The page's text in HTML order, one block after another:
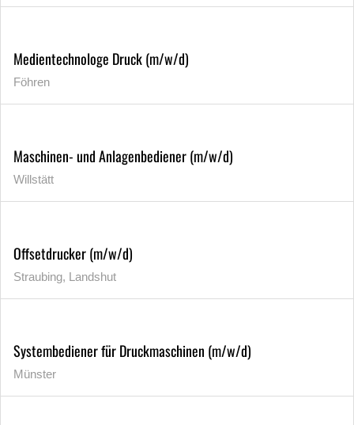
Medientechnologe Druck (m/w/d)
Föhren
Maschinen- und Anlagenbediener (m/w/d)
Willstätt
Offsetdrucker (m/w/d)
Straubing, Landshut
Systembediener für Druckmaschinen (m/w/d)
Münster